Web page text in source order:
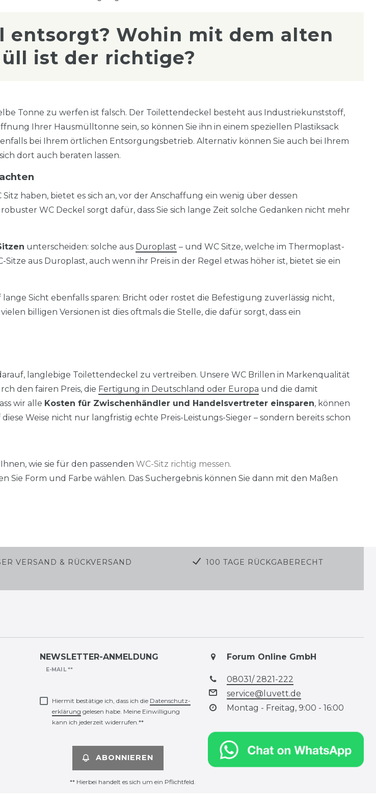
entsorgt? Wohin mit dem alten
ist der richtige?
Tonne zu werfen ist falsch. Der Toilettendeckel besteht aus Industriekunststoff,
Ihrer Hausmülltonne sein, so können Sie ihn in einem speziellen Plastiksack
bei Ihrem örtlichen Entsorgungsbetrieb. Alternativ können Sie auch bei Ihrem
dort auch beraten lassen.
haben, bietet es sich an, vor der Anschaffung ein wenig über dessen
WC Deckel sorgt dafür, dass Sie sich lange Zeit solche Gedanken nicht mehr
unterscheiden: solche aus Duroplast – und WC Sitze, welche im Thermoplast-
aus Duroplast, auch wenn ihr Preis in der Regel etwas höher ist, bietet sie ein
lange Sicht ebenfalls sparen: Bricht oder rostet die Befestigung zuverlässig nicht,
billigen Versionen ist dies oftmals die Stelle, die dafür sorgt, dass ein
langlebige Toilettendeckel zu vertreiben. Unsere WC Brillen in Markenqualität
den fairen Preis, die Fertigung in Deutschland oder Europa und die damit
wir alle Kosten für Zwischenhändler und Handelsvertreter einsparen, können
Weise nicht nur langfristig echte Preis-Leistungs-Sieger – sondern bereits schon
wie sie für den passenden WC-Sitz richtig messen.
Sie Form und Farbe wählen. Das Suchergebnis können Sie dann mit den Maßen
VERSAND & RÜCKVERSAND 100 TAGE RÜCKGABERECHT
NEWSLETTER-ANMELDUNG
E-MAIL **
Newsletter
Hiermit bestätige ich, dass ich die Daten­schutz­
erklärung gelesen habe. Meine Einwilligung
kann ich jederzeit widerrufen.**
ABONNIEREN
** Hierbei handelt es sich um ein Pflichtfeld.
Forum Online GmbH
08031/ 2821-222
service@luvett.de
Montag - Freitag, 9:00 - 16:00